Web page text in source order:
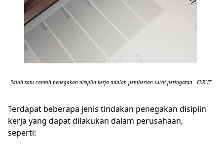
Salah satu contoh penegakan disiplin kerja adalah pemberian surat peringatan - EKRUT
Terdapat beberapa jenis tindakan penegakan disiplin
kerja yang dapat dilakukan dalam perusahaan,
seperti: